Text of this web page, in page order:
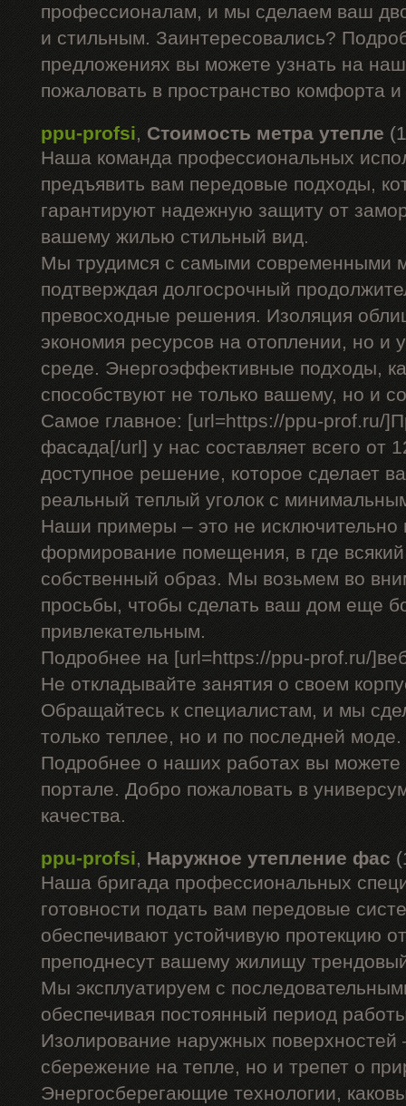
профессионалам, и мы сделаем ваш
и стильным. Заинтересовались?
предложениях вы можете узнать на
пожаловать в пространство комфорта
ppu-profsi, Стоимость метра утепле
Наша команда профессиональных
предъявить вам передовые подходы,
гарантируют надежную защиту от
вашему жилью стильный вид.
Мы трудимся с самыми современными
подтверждая долгосрочный
превосходные решения. Изоляция
экономия ресурсов на отоплении, но и
среде. Энергоэффективные подходы,
способствуют не только вашему, но и
Самое главное: [url=https://ppu-prof.ru/
фасада[/url] у нас составляет всего от
доступное решение, которое сделает
реальный теплый уголок с
Наши примеры – это не исключительно
формирование помещения, в где
собственный образ. Мы возьмем во
просьбы, чтобы сделать ваш дом еще
привлекательным.
Подробнее на [url=https://ppu-prof.ru/
Не откладывайте занятия о своем
Обращайтесь к специалистам, и мы
только теплее, но и по последней
Подробнее о наших работах вы можете
портале. Добро пожаловать в
качества.
ppu-profsi, Наружное утепление фас
Наша бригада профессиональных
готовности подать вам передовые
обеспечивают устойчивую протекцию
преподнесут вашему жилищу
Мы эксплуатируем с
обеспечивая постоянный период
Изолирование наружных поверхностей
сбережение на тепле, но и трепет о
Энергосберегающие технологии,